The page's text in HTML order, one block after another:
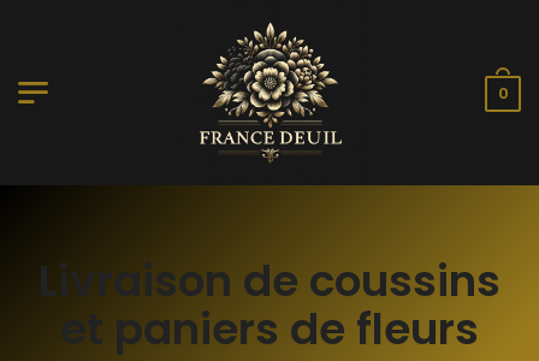
0
Livraison de coussins
et paniers de fleurs